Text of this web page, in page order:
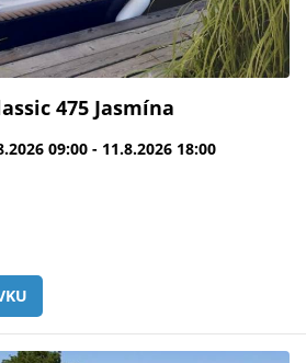
475 Jasmína
09:00 - 11.8.2026 18:00